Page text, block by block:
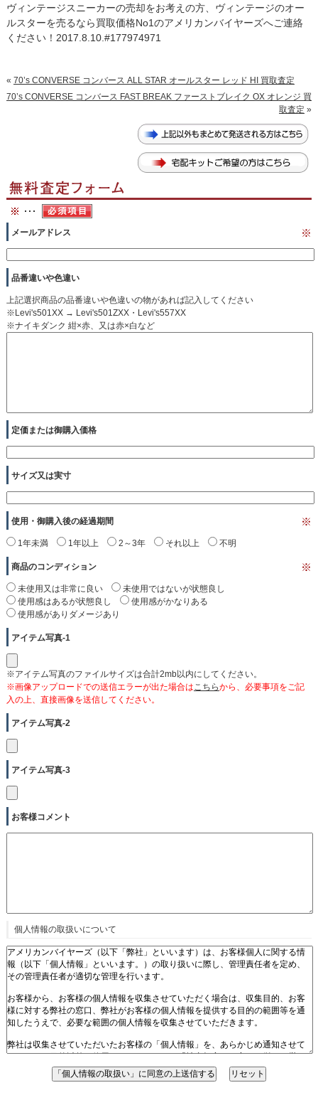
ヴィンテージスニーカーの売却をお考えの方、ヴィンテージのオー
ルスターを売るなら買取価格No1のアメリカンバイヤーズへご連絡
ください！2017.8.10.#177974971
« 70’s CONVERSE コンバース ALL STAR オールスター レッド HI 買取査定
70’s CONVERSE コンバース FAST BREAK ファーストブレイク OX オレンジ 買
取査定 »
メールアドレス ※
品番違いや色違い
上記選択商品の品番違いや色違いの物があれば記入してください
※Levi's501XX → Levi's501ZXX・Levi's557XX
※ナイキダンク 紺×赤、又は赤×白など
定価または御購入価格
サイズ又は実寸
使用・御購入後の経過期間 ※
1年未満 1年以上 2～3年 それ以上 不明
商品のコンディション ※
未使用又は非常に良い
未使用ではないが状態良し
使用感はあるが状態良し
使用感がかなりある
使用感がありダメージあり
アイテム写真-1
※アイテム写真のファイルサイズは合計2mb以内にしてください。
※画像アップロードでの送信エラーが出た場合は こちらから、必要事項をご記
入の上、直接画像を送信してください。
アイテム写真-2
アイテム写真-3
お客様コメント
個人情報の取扱いについて